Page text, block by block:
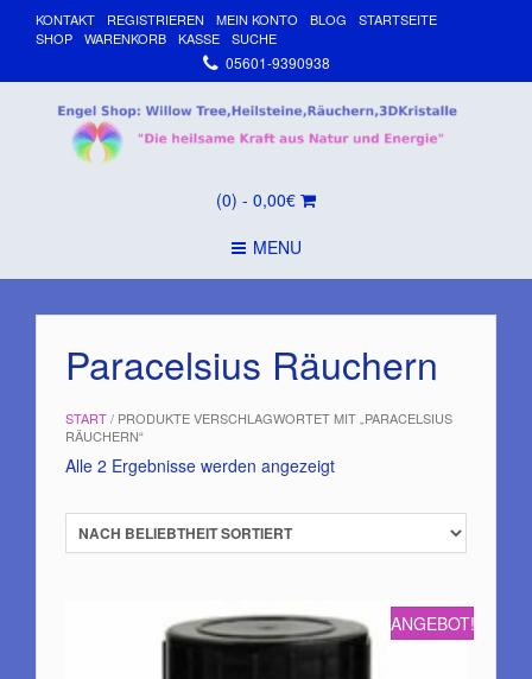
KONTAKT REGISTRIEREN MEIN KONTO BLOG
STARTSEITE
SHOP
WARENKORB KASSE SUCHE
05601-9390938
(0) - 0,00€
MENU
START/ PRODUKTE VERSCHLAGWORTET MIT „PARACELSIUS
RÄUCHERN“
Paracelsius Räuchern
Alle 2 Ergebnisse werden angezeigtNach
sortiert
ANGEBOT!